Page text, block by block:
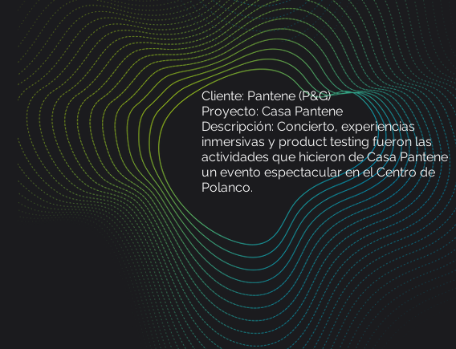
Cliente: Pantene (P&G)
Proyecto: Casa Pantene
Descripción: Concierto, experiencias
inmersivas y product testing fueron las
actividades que hicieron de Casa Pantene
un evento espectacular en el Centro de
Polanco.